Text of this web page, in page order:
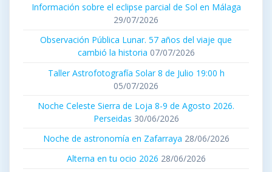
Información sobre el eclipse parcial de Sol en Málaga
29/07/2026
Observación Pública Lunar. 57 años del viaje que
cambió la historia 07/07/2026
Taller Astrofotografía Solar 8 de Julio 19:00 h
05/07/2026
Noche Celeste Sierra de Loja 8-9 de Agosto 2026.
Perseidas 30/06/2026
Noche de astronomía en Zafarraya 28/06/2026
Alterna en tu ocio 2026 28/06/2026